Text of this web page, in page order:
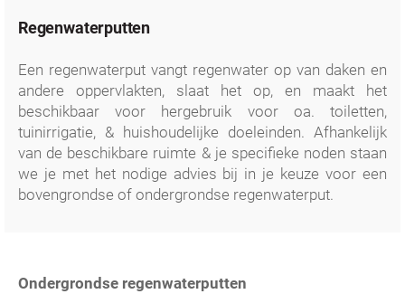
Regenwaterputten
Een regenwaterput vangt regenwater op van daken en
andere oppervlakten, slaat het op, en maakt het
beschikbaar voor hergebruik voor oa. toiletten,
tuinirrigatie, & huishoudelijke doeleinden. Afhankelijk
van de beschikbare ruimte & je specifieke noden staan
we je met het nodige advies bij in je keuze voor een
bovengrondse of ondergrondse regenwaterput.
Ondergrondse regenwaterputten